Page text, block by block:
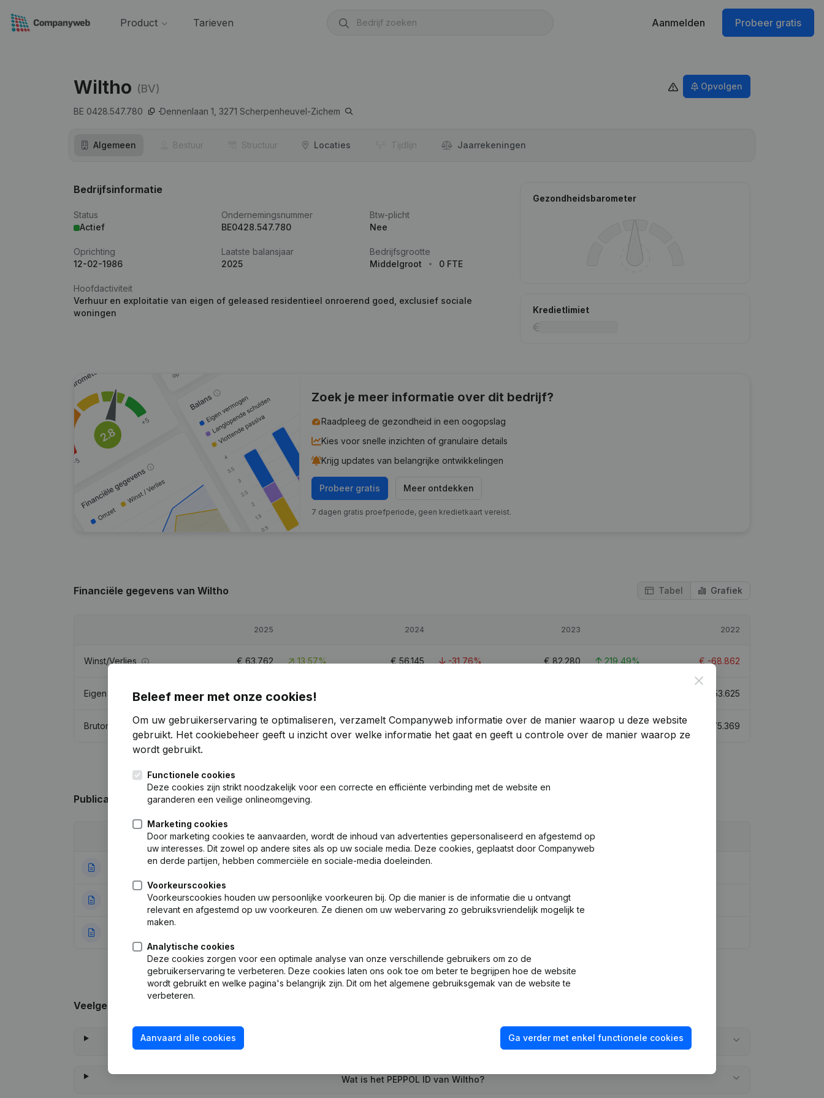
Product Tarieven Aanmelden Probeer gratis
Wiltho (BV)
BE 0428.547.780 Dennenlaan 1, 3271 Scherpenheuvel-Zichem
Opvolgen
Algemeen Bestuur Structuur Locaties Tijdlijn Jaar­rekeningen
Bedrijfsinformatie
Status
Actief
Ondernemingsnummer
BE0428.547.780
Btw-plicht
Nee
Oprichting
12-02-1986
Laatste balansjaar
2025
Bedrijfsgrootte
Middelgroot
0 FTE
Hoofdactiviteit
Verhuur en exploitatie van eigen of geleased residentieel onroerend goed, exclusief sociale
woningen
Gezondheidsbarometer
Kredietlimiet
Zoek je meer informatie over dit bedrijf?
Raadpleeg de gezondheid in een oogopslag
Kies voor snelle inzichten of granulaire details
Krijg updates van belangrijke ontwikkelingen
Probeer gratis Meer ontdekken
7 dagen gratis proefperiode, geen kredietkaart vereist.
Financiële gegevens van Wiltho Tabel Grafiek
2025 2024 2023 2022
Winst/Verlies € 63.762 13,57% € 56.145 -31,76% € 82.280 219,49% € -68.862
Eigen vermogen €855.813 8,05% 653.625
Brutomarge €313.989 17,36% €267.547 7,92% €247.923 41,37% 175.369
Publicaties van Wiltho
Publicatie
30-11-2023 Wijziging Juridische Vorm - Diversen - Ontslagnemingen - Benoemingen - Algemene vergadering
07-01-2014 Kapitaal - Aandelen
Veelgestelde vragen
Wat is het PEPPOL ID van Wiltho?
Close
Beleef meer met onze cookies!
Om uw gebruikerservaring te optimaliseren, verzamelt Companyweb informatie over de manier waarop u deze website
gebruikt. Het cookiebeheer geeft u inzicht over welke informatie het gaat en geeft u controle over de manier waarop ze
wordt gebruikt.
Functionele cookies
Deze cookies zijn strikt noodzakelijk voor een correcte en efficiënte verbinding met de website en
garanderen een veilige onlineomgeving.
Marketing cookies
Door marketing cookies te aanvaarden, wordt de inhoud van advertenties gepersonaliseerd en afgestemd op
uw interesses. Dit zowel op andere sites als op uw sociale media. Deze cookies, geplaatst door Companyweb
en derde partijen, hebben commerciële en sociale-media doeleinden.
Voorkeurscookies
Voorkeurscookies houden uw persoonlijke voorkeuren bij. Op die manier is de informatie die u ontvangt
relevant en afgestemd op uw voorkeuren. Ze dienen om uw webervaring zo gebruiksvriendelijk mogelijk te
maken.
Analytische cookies
Deze cookies zorgen voor een optimale analyse van onze verschillende gebruikers om zo de
gebruikerservaring te verbeteren. Deze cookies laten ons ook toe om beter te begrijpen hoe de website
wordt gebruikt en welke pagina's belangrijk zijn. Dit om het algemene gebruiksgemak van de website te
verbeteren.
Aanvaard alle cookies Ga verder met enkel functionele cookies